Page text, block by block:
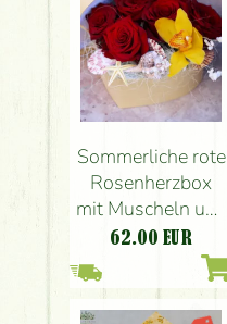
Sommerliche rote
Rosenherzbox
mit Muscheln und
Orchidee
62.00 EUR